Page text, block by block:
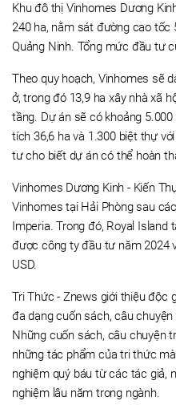
Khu đô thị Vinhomes Dương
240 ha, nằm sát đường cao tốc
Quảng Ninh. Tổng mức đầu tư
Theo quy hoạch, Vinhomes sẽ
ở, trong đó 13,9 ha xây nhà xã
tầng. Dự án sẽ có khoảng
tích 36,6 ha và 1.300 biệt thự
tư cho biết dự án có thể hoàn
Vinhomes Dương Kinh - Kiến
Vinhomes tại Hải Phòng sau
Imperia. Trong đó, Royal Island
được công ty đầu tư năm 2024
USD.
Tri Thức - Znews giới thiệu độc
đa dạng cuốn sách, câu
Những cuốn sách, câu chuyện
những tác phẩm của tri thức
nghiệm quý báu từ các tác giả,
nghiệm lâu năm trong ngành.